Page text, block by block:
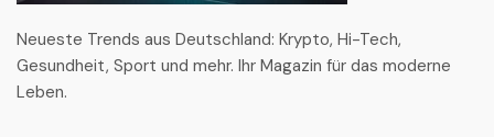
Neueste Trends aus Deutschland: Krypto, Hi-Tech,
Gesundheit, Sport und mehr. Ihr Magazin für das moderne
Leben.